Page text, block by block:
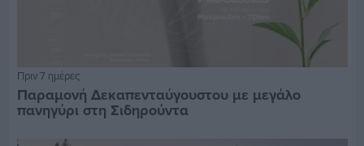
Πριν 7 ημέρες
Παραμονή Δεκαπενταύγουστου με μεγάλο
πανηγύρι στη Σιδηρούντα